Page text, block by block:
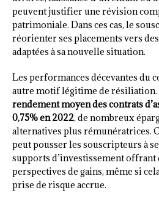
peuvent justifier une révision
patrimoniale. Dans ces cas, le
réorienter ses placements vers
adaptées à sa nouvelle situation.
Les performances décevantes du
autre motif légitime de résiliation.
rendement moyen des contrats
0,75% en 2022, de nombreux
alternatives plus rémunératrices.
peut pousser les souscripteurs à
supports d’investissement
perspectives de gains, même si
prise de risque accrue.